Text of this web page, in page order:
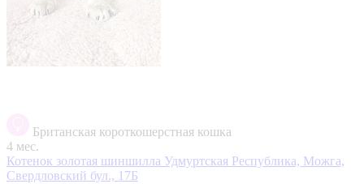
Британская короткошерстная кошка
4 мес.
Котенок золотая шиншилла Удмуртская Республика, Можга,
Свердловский бул., 17Б